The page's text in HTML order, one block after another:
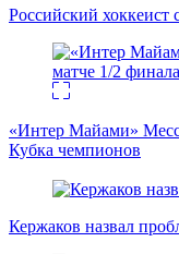
Российский
«Интер Майами»
Кубка чемпионов
Кержаков назвал